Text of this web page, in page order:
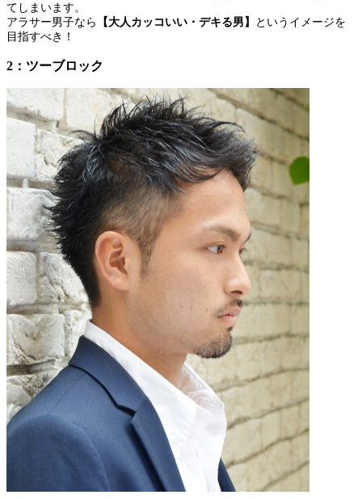
てしまいます。
アラサー男子なら
【大人カッコいい・デキる男】
というイメージを
目指すべき！
2：ツーブロック